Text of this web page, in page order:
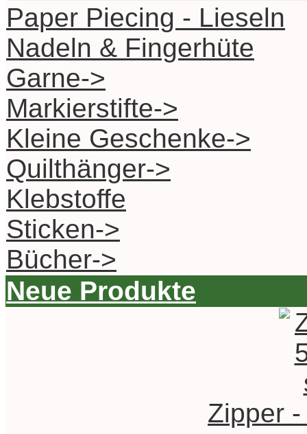
Paper Piecing - Lieseln
Nadeln & Fingerhüte
Garne->
Markierstifte->
Kleine Geschenke->
Quilthänger->
Klebstoffe
Sticken->
Bücher->
Neue Produkte
Zipper